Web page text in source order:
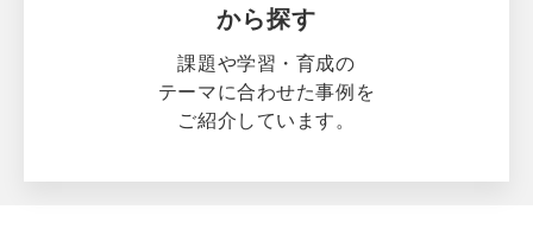
から探す
課題や学習・育成の
テーマに合わせた事例を
ご紹介しています。